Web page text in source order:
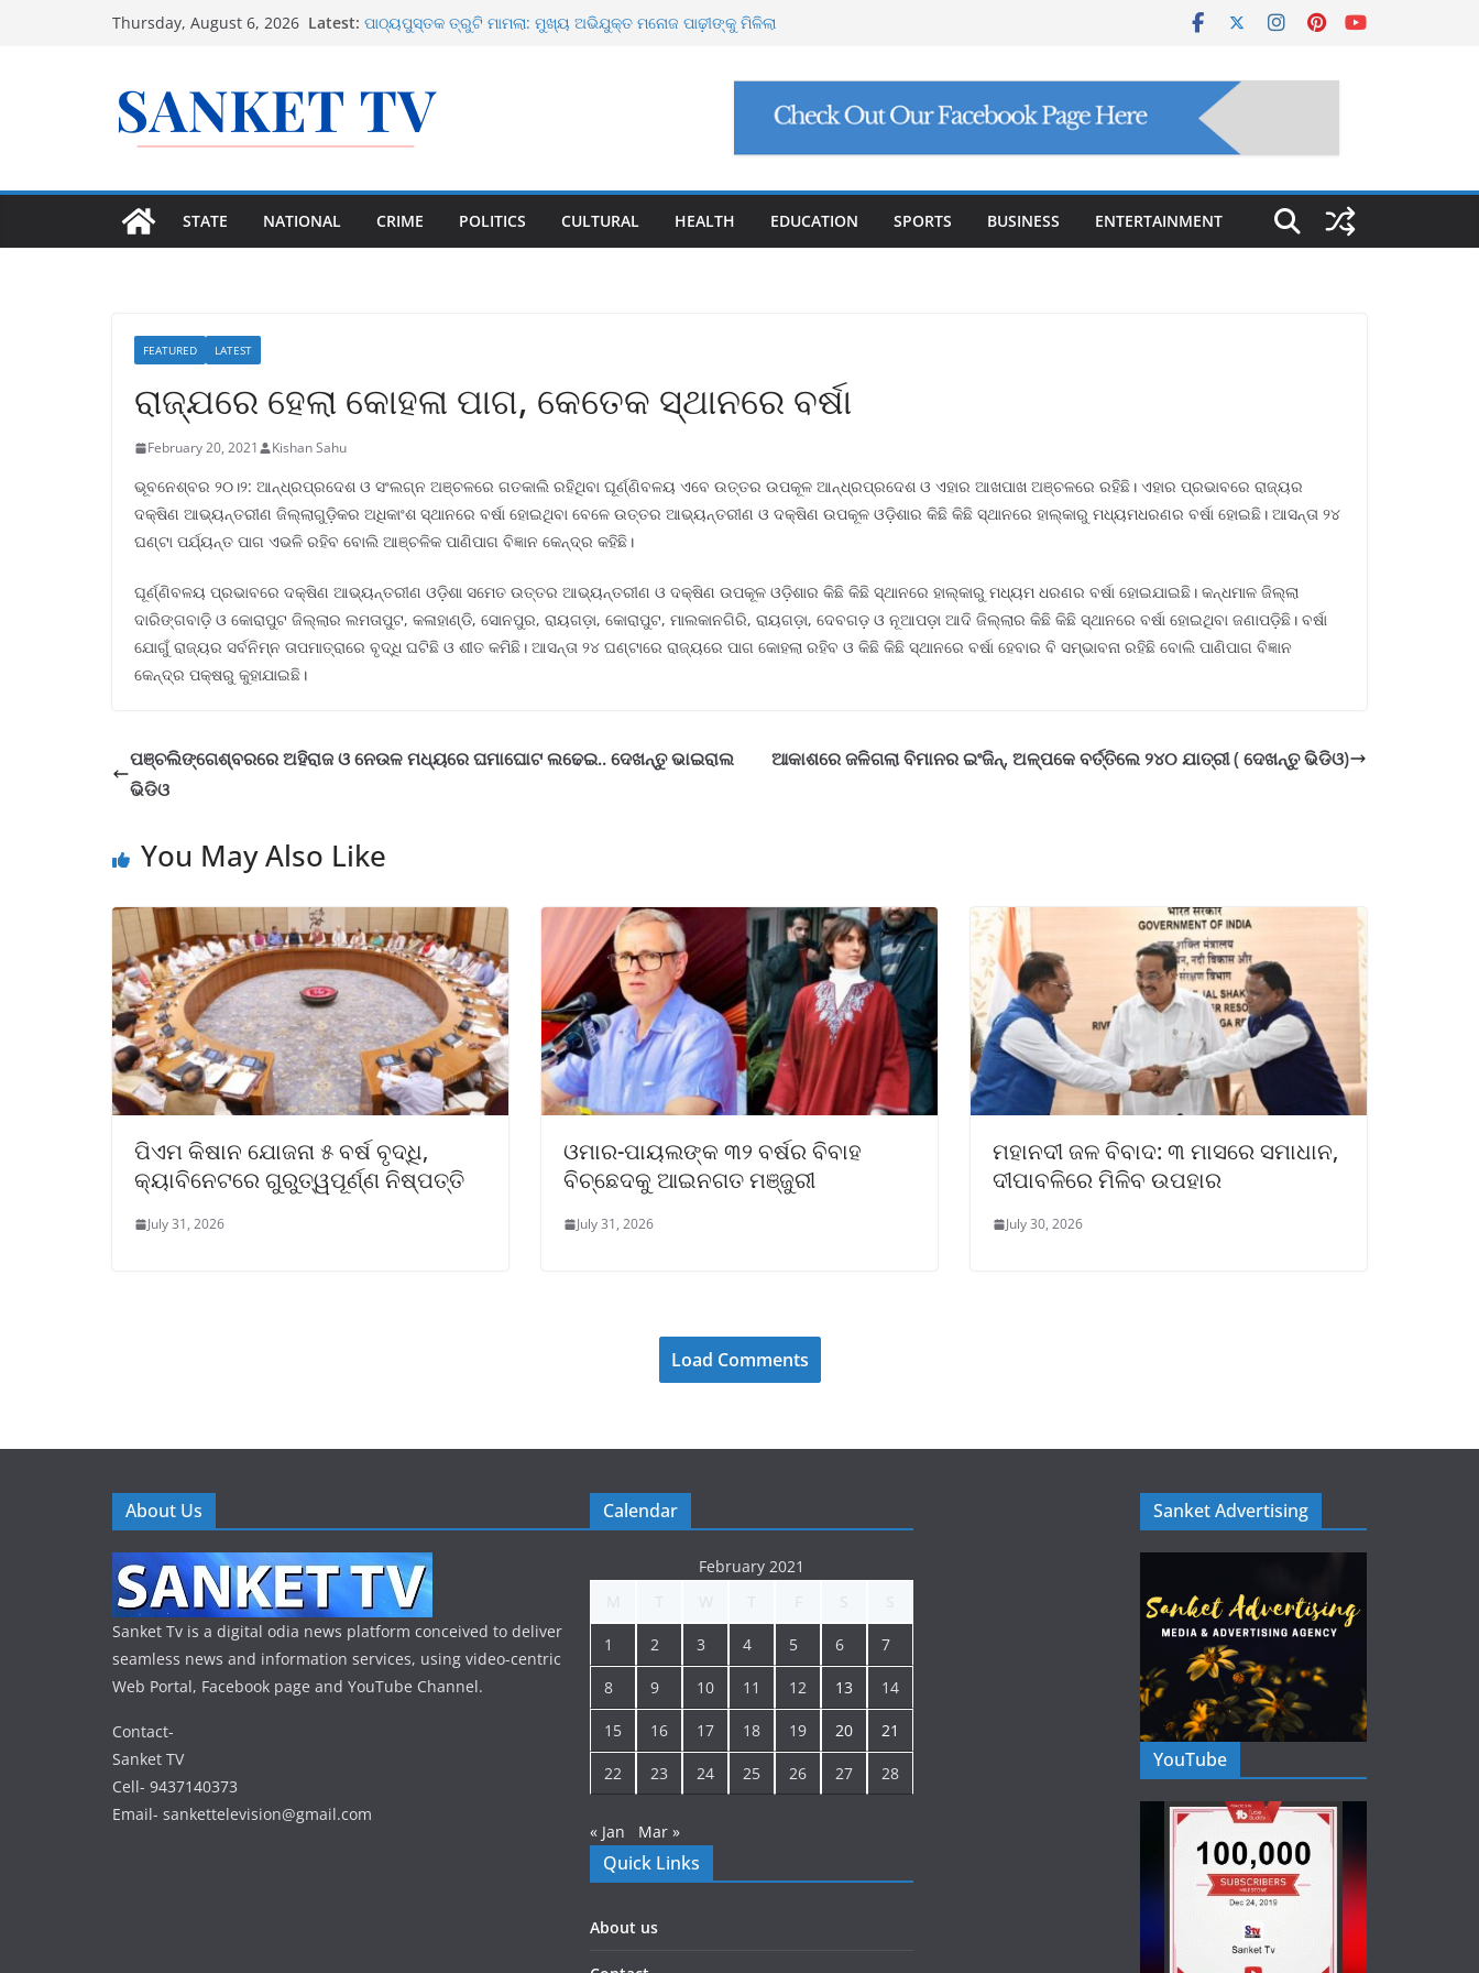
Thursday, August 6, 2026 Latest: ନିର୍ଦ୍ଦେଶ
ଶ୍ରୀମନ୍ଦିର ନକଲି ନିଯୁକ୍ତି ଠକେଇ, ମୁଖ୍ୟ ପ୍ରଶାସକଙ୍କ ଦସ୍ତଖତ ଜାଲ୍
ବୀମା ବିନା ମିଳିବନି ପେଟ୍ରୋଲ, ସୁପ୍ରିମକୋର୍ଟଙ୍କ ବଡ଼ ନିର୍ଦ୍ଦେଶ
ତାମିଲନାଡୁରେ ମହିଳାଙ୍କୁ ୮ ଗ୍ରାମ ସୁନା-ଶାଢ଼ୀ, ଏଆଇ ପ୍ରଶିକ୍ଷଣ ପାଇଁ ୫
STATE NATIONAL CRIME POLITICS CULTURAL HEALTH EDUCATION SPORTS BUSINESS ENTERTAINMENT
FEATURED LATEST
ରାଜ୍ଯରେ ହେଲା କୋହଳା ପାଗ, କେତେକ ସ୍ଥାନରେ ବର୍ଷା
February 20, 2021 Kishan Sahu
ଭୂବନେଶ୍ବର ୨୦।୨: ଆନ୍ଧ୍ରପ୍ରଦେଶ ଓ ସଂଲଗ୍ନ ଅଞ୍ଚଳରେ ଗତକାଲି ରହିଥିବା ଘୂର୍ଣ୍ଣିବଳୟ ଏବେ ଉତ୍ତର ଉପକୂଳ ଆନ୍ଧ୍ରପ୍ରଦେଶ ଓ ଏହାର ଆଖପାଖ ଅଞ୍ଚଳରେ ରହିଛି। ଏହାର ପ୍ରଭାବରେ ରାଜ୍ୟର
ଦକ୍ଷିଣ ଆଭ୍ୟନ୍ତରୀଣ ଜିଲ୍ଲାଗୁଡ଼ିକର ଅଧିକାଂଶ ସ୍ଥାନରେ ବର୍ଷା ହୋଇଥିବା ବେଳେ ଉତ୍ତର ଆଭ୍ୟନ୍ତରୀଣ ଓ ଦକ୍ଷିଣ ଉପକୂଳ ଓଡ଼ିଶାର କିଛି କିଛି ସ୍ଥାନରେ ହାଲ୍‌କାରୁ ମଧ୍ୟମଧରଣର ବର୍ଷା ହୋଇଛି। ଆସନ୍ତା ୨୪
ଘଣ୍ଟା ପର୍ଯ୍ୟନ୍ତ ପାଗ ଏଭଳି ରହିବ ବୋଲି ଆଞ୍ଚଳିକ ପାଣିପାଗ ବିଜ୍ଞାନ କେନ୍ଦ୍ର କହିଛି।
ଘୂର୍ଣ୍ଣିବଳୟ ପ୍ରଭାବରେ ଦକ୍ଷିଣ ଆଭ୍ୟନ୍ତରୀଣ ଓଡ଼ିଶା ସମେତ ଉତ୍ତର ଆଭ୍ୟନ୍ତରୀଣ ଓ ଦକ୍ଷିଣ ଉପକୂଳ ଓଡ଼ିଶାର କିଛି କିଛି ସ୍ଥାନରେ ହାଲ୍‌କାରୁ ମଧ୍ୟମ ଧରଣର ବର୍ଷା ହୋଇଯାଇଛି। କନ୍ଧମାଳ ଜିଲ୍ଲା
ଦାରିଙ୍ଗବାଡ଼ି ଓ କୋରାପୁଟ ଜିଲ୍ଲାର ଲମତାପୁଟ, କଳାହାଣ୍ଡି, ସୋନପୁର, ରାୟଗଡ଼ା, କୋରାପୁଟ, ମାଲକାନଗିରି, ରାୟଗଡ଼ା, ଦେବଗଡ଼ ଓ ନୂଆପଡ଼ା ଆଦି ଜିଲ୍ଲାର କିଛି କିଛି ସ୍ଥାନରେ ବର୍ଷା ହୋଇଥିବା ଜଣାପଡ଼ିଛି। ବର୍ଷା
ଯୋଗୁଁ ରାଜ୍ୟର ସର୍ବନିମ୍ନ ତାପମାତ୍ରାରେ ବୃଦ୍ଧି ଘଟିଛି ଓ ଶୀତ କମିଛି। ଆସନ୍ତା ୨୪ ଘଣ୍ଟାରେ ରାଜ୍ୟରେ ପାଗ କୋହଲା ରହିବ ଓ କିଛି କିଛି ସ୍ଥାନରେ ବର୍ଷା ହେବାର ବି ସମ୍ଭାବନା ରହିଛି ବୋଲି ପାଣିପାଗ ବିଜ୍ଞାନ
କେନ୍ଦ୍ର ପକ୍ଷରୁ କୁହାଯାଇଛି।
ପଞ୍ଚଲିଙ୍ଗେଶ୍ବରରେ ଅହିରାଜ ଓ ନେଉଳ ମଧ୍ୟରେ ଘମାଘୋଟ ଲଢେଇ.. ଦେଖନ୍ତୁ ଭାଇରାଲ
ଭିଡିଓ
ଆକାଶରେ ଜଳିଗଲା ବିମାନର ଇଂଜିନ୍, ଅଳ୍ପକେ ବର୍ତ୍ତିଲେ ୨୪୦ ଯାତ୍ରୀ ( ଦେଖନ୍ତୁ ଭିଡିଓ)
You May Also Like
ପିଏମ କିଷାନ ଯୋଜନା ୫ ବର୍ଷ ବୃଦ୍ଧି,
କ୍ୟାବିନେଟରେ ଗୁରୁତ୍ୱପୂର୍ଣ୍ଣ ନିଷ୍ପତ୍ତି
July 31, 2026
ଓମାର-ପାୟଲଙ୍କ ୩୨ ବର୍ଷର ବିବାହ
ବିଚ୍ଛେଦକୁ ଆଇନଗତ ମଞ୍ଜୁରୀ
July 31, 2026
ମହାନଦୀ ଜଳ ବିବାଦ: ୩ ମାସରେ ସମାଧାନ,
ଦୀପାବଳିରେ ମିଳିବ ଉପହାର
July 30, 2026
Load Comments
About Us
Sanket Tv is a digital odia news platform conceived to deliver
seamless news and information services, using video-centric
Web Portal, Facebook page and YouTube Channel.
Contact-
Sanket TV
Cell- 9437140373
Email- sankettelevision@gmail.com
Calendar
February 2021
1 2 3 4 5 6 7
8 9 10 11 12 13 14
15 16 17 18 19 20 21
22 23 24 25 26 27 28
« Jan Mar »
Quick Links
About us
Sanket Advertising
YouTube